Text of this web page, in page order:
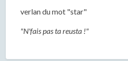
verlan du mot "star"
"N'fais pas ta reusta !"